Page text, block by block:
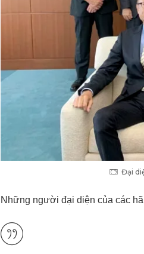
Đại
Những người đại diện của các